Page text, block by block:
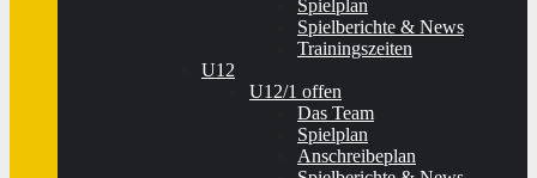
Spielplan
Spielberichte & News
Trainingszeiten
U12
U12/1 offen
Das Team
Spielplan
Anschreibeplan